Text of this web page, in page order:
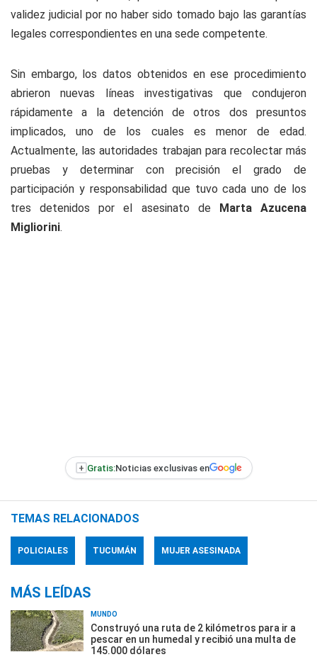
validez judicial por no haber sido tomado bajo las garantías
legales correspondientes en una sede competente.
Sin embargo, los datos obtenidos en ese procedimiento
abrieron nuevas líneas investigativas que condujeron
rápidamente a la detención de otros dos presuntos
implicados, uno de los cuales es menor de edad.
Actualmente, las autoridades trabajan para recolectar más
pruebas y determinar con precisión el grado de
participación y responsabilidad que tuvo cada uno de los
tres detenidos por el asesinato de Marta Azucena
Migliorini.
+ Gratis:Noticias exclusivas en
TEMAS RELACIONADOS
POLICIALES TUCUMÁN MUJER ASESINADA
MÁS LEÍDAS
MUNDO
Construyó una ruta de 2 kilómetros para ir a
pescar en un humedal y recibió una multa de
145.000 dólares